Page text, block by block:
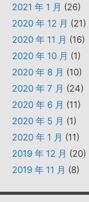
2021 年 1 月 (26)
2020 年 12 月 (21)
2020 年 11 月 (16)
2020 年 10 月 (1)
2020 年 8 月 (10)
2020 年 7 月 (24)
2020 年 6 月 (11)
2020 年 5 月 (1)
2020 年 1 月 (11)
2019 年 12 月 (20)
2019 年 11 月 (8)